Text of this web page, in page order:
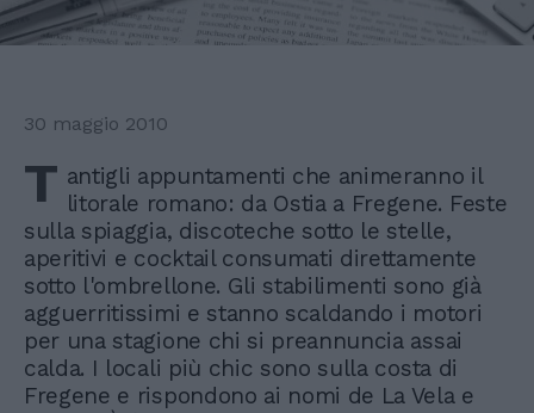
30 maggio 2010
T antigli appuntamenti che animeranno il
litorale romano: da Ostia a Fregene. Feste
sulla spiaggia, discoteche sotto le stelle,
aperitivi e cocktail consumati direttamente
sotto l'ombrellone. Gli stabilimenti sono già
agguerritissimi e stanno scaldando i motori
per una stagione chi si preannuncia assai
calda. I locali più chic sono sulla costa di
Fregene e rispondono ai nomi de La Vela e